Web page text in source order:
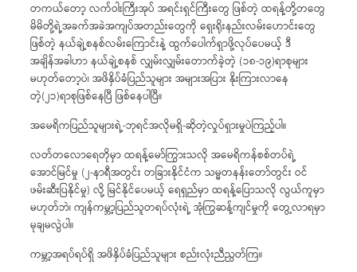
တကယ်တော့ လက်ဝါးကြီးအုပ် အရင်းရှင်ကြီးတွေ ဖြစ်တဲ့ ထရန့်တို့တတွေ
မိမိတို့ရဲ့အခက်အခဲအကျပ်အတည်းတွေကို ရှေးရိုးနည်းလမ်းဟောင်းတွေ
ဖြစ်တဲ့ နယ်ချဲ့စနစ်လမ်းကြောင်းနဲ့ ထွက်ပေါက်ရှာဖို့လုပ်ပေမယ့် ဒီ
အချိန်အခါဟာ နယ်ချဲ့စနစ် လျှမ်းလျှမ်းတောက်ခဲ့တဲ့ (၁၈-၁၉)ရာစုများ
မဟုတ်တော့ပဲ၊ အဖိနှိပ်ခံပြည်သူများ အများအပြား နိုးကြားလာနေ
တဲ့(၂၁)ရာစုဖြစ်နေပြီ ဖြစ်နေပါပြီ။
အမေရိကပြည်သူများရဲ့-ဘုရင်အလိုမရှိ-ဆိုတဲ့လှုပ်ရှားမှုပဲကြည့်ပါ။
လတ်တလောရေတိုမှာ ထရန့်မော်ကြွားသလို အမေရိကန်စစ်တပ်ရဲ့
အောင်မြင်မှု (၂-နာရီအတွင်း တခြားနိုင်ငံက သမ္မတနန်းတော်တွင်း ဝင်
ဖမ်းဆီးပြနိုင်မှု) လို့ မြင်နိုင်ပေမယ့် ရေရှည်မှာ ထရန့်ပြောသလို လွယ်ကူမှာ
မဟုတ်ဘဲ၊ ကျန်ကမ္ဘာ့ပြည်သူတရပ်လုံးရဲ့ အုံကြွဆန့်ကျင်မှုကို တွေ့လာရမှာ
မုချမလွဲပါ။
ကမ္ဘာ့အရပ်ရပ်ရှိ အဖိနှိပ်ခံပြည်သူများ စည်းလုံးညီညွတ်ကြ။